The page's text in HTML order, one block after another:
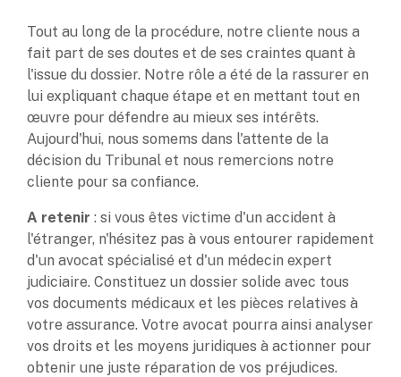
Tout au long de la procédure, notre cliente nous a
fait part de ses doutes et de ses craintes quant à
l'issue du dossier. Notre rôle a été de la rassurer en
lui expliquant chaque étape et en mettant tout en
œuvre pour défendre au mieux ses intérêts.
Aujourd'hui, nous somems dans l'attente de la
décision du Tribunal et nous remercions notre
cliente pour sa confiance.
A retenir : si vous êtes victime d'un accident à
l'étranger, n'hésitez pas à vous entourer rapidement
d'un avocat spécialisé et d'un médecin expert
judiciaire. Constituez un dossier solide avec tous
vos documents médicaux et les pièces relatives à
votre assurance. Votre avocat pourra ainsi analyser
vos droits et les moyens juridiques à actionner pour
obtenir une juste réparation de vos préjudices.